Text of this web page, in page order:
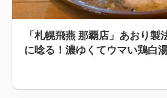
「札幌飛燕 那覇店」あおり製
に唸る！濃ゆくてウマい鶏白